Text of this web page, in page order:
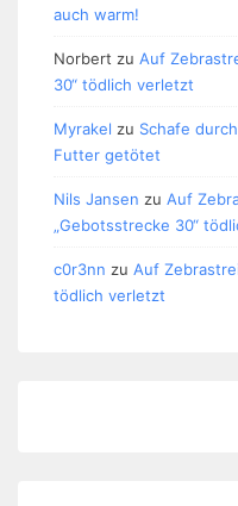
auch warm!
Norbert zu Auf
30“ tödlich verletzt
Myrakel zu Schafe
Futter getötet
Nils Jansen zu Auf
„Gebotsstrecke 30“
c0r3nn zu Auf
tödlich verletzt